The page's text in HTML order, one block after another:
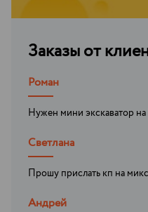
Заказы от
Роман
Нужен мини экскаватор
Светлана
Прошу прислать кп на
Андрей